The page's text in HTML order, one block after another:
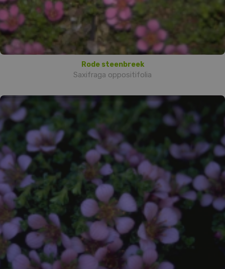
Rode steenbreek
Saxifraga oppositifolia